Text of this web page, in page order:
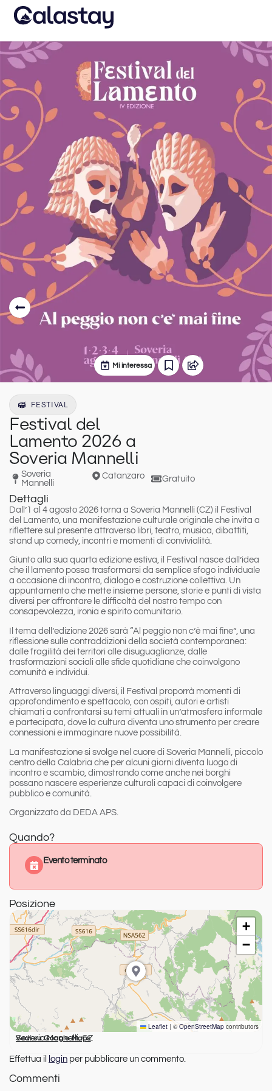
Mi interessa
FESTIVAL
Festival del
Lamento 2026 a
Soveria Mannelli
Soveria
Mannelli
Catanzaro Gratuito
Dettagli
Dall’1 al 4 agosto 2026 torna a Soveria Mannelli (CZ) il Festival
del Lamento, una manifestazione culturale originale che invita a
riflettere sul presente attraverso libri, teatro, musica, dibattiti,
stand up comedy, incontri e momenti di convivialità.
Giunto alla sua quarta edizione estiva, il Festival nasce dall’idea
che il lamento possa trasformarsi da semplice sfogo individuale
a occasione di incontro, dialogo e costruzione collettiva. Un
appuntamento che mette insieme persone, storie e punti di vista
diversi per affrontare le difficoltà del nostro tempo con
consapevolezza, ironia e spirito comunitario.
Il tema dell’edizione 2026 sarà “Al peggio non c’è mai fine” , una
riflessione sulle contraddizioni della società contemporanea:
dalle fragilità dei territori alle disuguaglianze, dalle
trasformazioni sociali alle sfide quotidiane che coinvolgono
comunità e individui.
Attraverso linguaggi diversi, il Festival proporrà momenti di
approfondimento e spettacolo, con ospiti, autori e artisti
chiamati a confrontarsi su temi attuali in un’atmosfera informale
e partecipata, dove la cultura diventa uno strumento per creare
connessioni e immaginare nuove possibilità.
La manifestazione si svolge nel cuore di Soveria Mannelli , piccolo
centro della Calabria che per alcuni giorni diventa luogo di
incontro e scambio, dimostrando come anche nei borghi
possano nascere esperienze culturali capaci di coinvolgere
pubblico e comunità.
Organizzato da DEDA APS
Quando?
Evento terminato
Posizione
+
−
Leaflet | ©OpenStreetMap contributors
Soveria Mannelli, CZ
Vedi su Google Maps
Effettua il login per pubblicare un commento.
Commenti